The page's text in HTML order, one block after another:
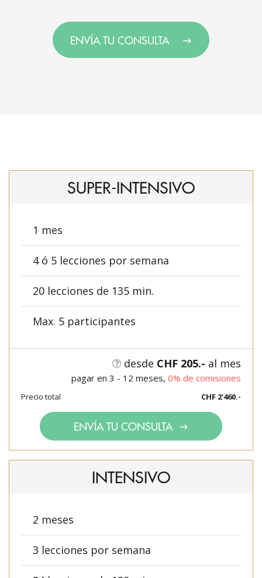
ENVÍA TU CONSULTA
SUPER-INTENSIVO
1 mes
4 ó 5 lecciones por semana
20 lecciones de 135 min.
Max. 5 participantes
desde CHF 205.- al mes
pagar en 3 - 12 meses, 0% de comisiones
Precio total CHF 2'460.-
ENVÍA TU CONSULTA
INTENSIVO
2 meses
3 lecciones por semana